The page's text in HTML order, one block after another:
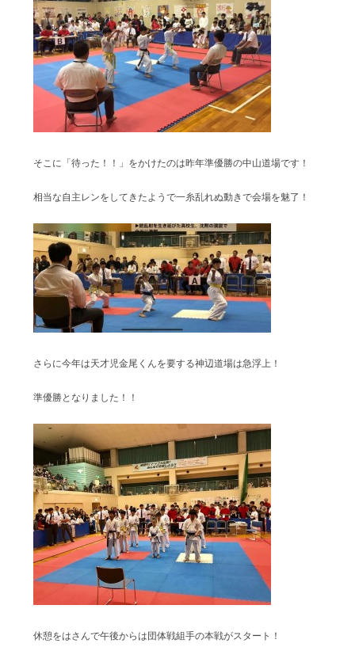
そこに「待った！！」をかけたのは昨年準優勝の中山道場です！
相当な自主レンをしてきたようで一糸乱れぬ動きで会場を魅了！
さらに今年は天才児金尾くんを要する神辺道場は急浮上！
準優勝となりました！！
休憩をはさんで午後からは団体戦組手の本戦がスタート！